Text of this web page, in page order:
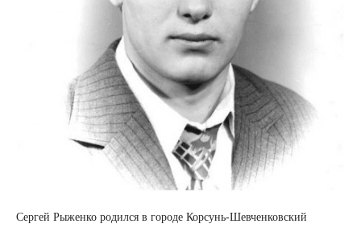
Сергей Рыженко родился в городе Корсунь-Шевченковский